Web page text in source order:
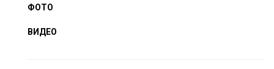
ФОТО
ВИДЕО